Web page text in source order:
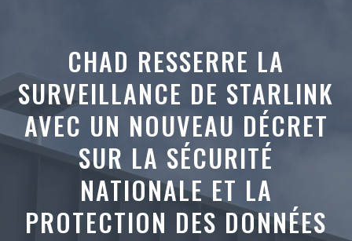
CHAD RESSERRE LA
SURVEILLANCE DE STARLINK
AVEC UN NOUVEAU DÉCRET
SUR LA SÉCURITÉ
NATIONALE ET LA
PROTECTION DES DONNÉES